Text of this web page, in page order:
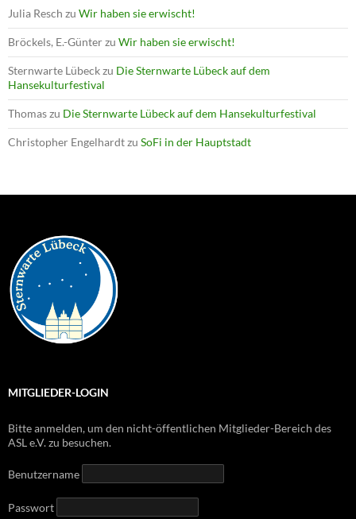
Julia Resch zu Wir haben sie erwischt!
Bröckels, E.-Günterzu Wir haben sie erwischt!
Sternwarte Lübeckzu Die Sternwarte Lübeck auf dem
Hansekulturfestival
Thomaszu Die Sternwarte Lübeck auf dem Hansekulturfestival
Christopher Engelhardtzu SoFi in der Hauptstadt
MITGLIEDER-LOGIN
Bitte anmelden, um den nicht-öffentlichen Mitglieder-Bereich des
ASL e.V. zu besuchen.
Benutzername
Passwort